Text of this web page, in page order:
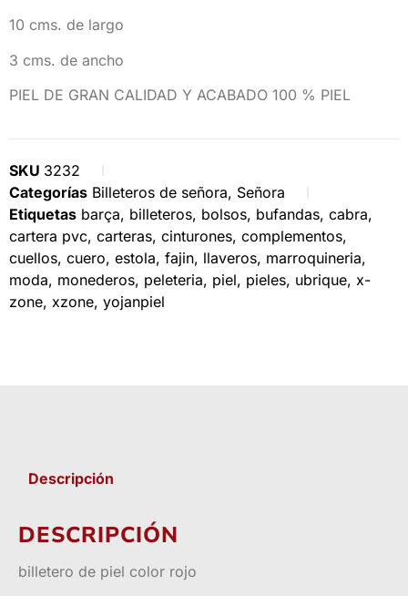
10 cms. de largo
3 cms. de ancho
PIEL DE GRAN CALIDAD Y ACABADO 100 % PIEL
SKU 3232
Categorías Billeteros de señora, Señora
Etiquetas barça, billeteros, bolsos, bufandas, cabra,
cartera pvc, carteras, cinturones, complementos,
cuellos, cuero, estola, fajin, llaveros, marroquineria,
moda, monederos, peleteria, piel, pieles, ubrique, x-
zone, xzone, yojanpiel
Descripción
DESCRIPCIÓN
billetero de piel color rojo